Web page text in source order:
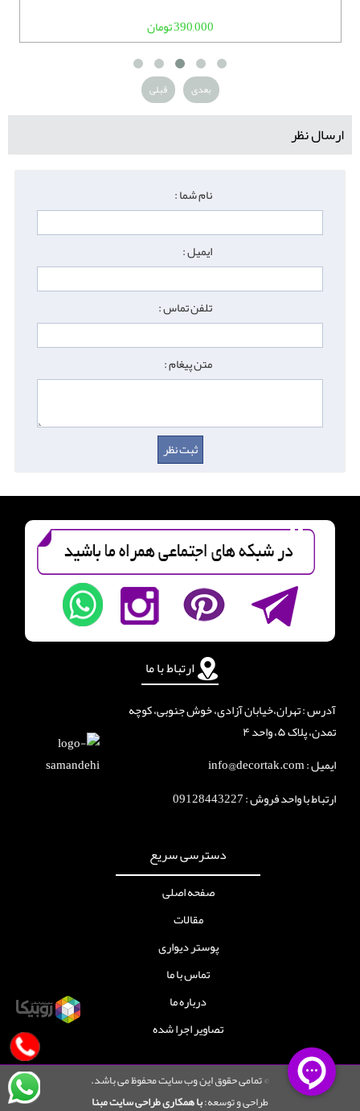
390,000 تومان
قبلی بعدی
ارسال نظر
نام شما :
ایمیل :
تلفن تماس :
متن پیغام :
دسترسی سریع
صفحه اصلی
مقالات
پوستر دیواری
تماس با ما
درباره ما
تصاویر اجرا شده
ارتباط با ما
آدرس : تهران،خیابان آزادی، خوش جنوبی، کوچه
تمدن، پلاک ۵، واحد ۴
ایمیل : info@decortak.com
ارتباط با واحد فروش :09128443227
© تمامی حقوق این وب سایت محفوظ می باشد.
طراحی و توسعه:با همکاری طراحی سایت مبنا